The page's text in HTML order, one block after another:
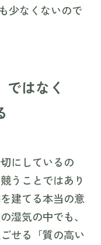
少なくないので
はなく
にしているの
うことではあり
建てる本当の意
湿気の中でも、
せる「質の高い